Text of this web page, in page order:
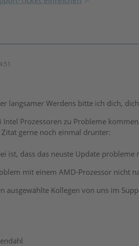
langsamer Werdens bitte ich dich,
Intel Prozessoren zu Probleme
gerne noch einmal drunter:
ist, dass das neuste Update
mit einem AMD-Prozessor nicht
ausgewählte Kollegen von uns im